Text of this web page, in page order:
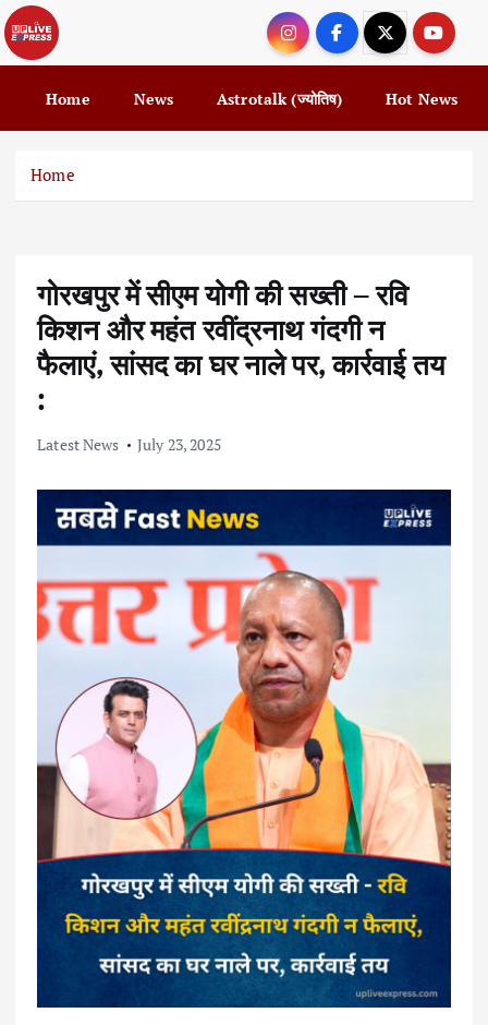
k
i
o
Home News Astrotalk (ज्योतिष) Hot News
Home
गोरखपुर में सीएम योगी की सख्ती – रवि
किशन और महंत रवींद्रनाथ गंदगी न
फैलाएं, सांसद का घर नाले पर, कार्रवाई तय
:
Latest News July 23, 2025